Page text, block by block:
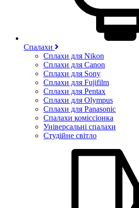
Спалахи
Сплахи для Nikon
Сплахи для Canon
Сплахи для Sony
Сплахи для Fujifilm
Сплахи для Pentax
Сплахи для Olympus
Сплахи для Panasonic
Спалахи коміссіонка
Універсальні спалахи
Студійне світло